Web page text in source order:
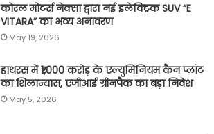
कोरल मोटर्स नेक्सा द्वारा नई इलेक्ट्रिक SUV “E
VITARA” का भव्य अनावरण
May 19, 2026
हाथरस में ₹1,000 करोड़ के एल्युमिनियम कैन प्लांट
का शिलान्यास, एजीआई ग्रीनपैक का बड़ा निवेश
May 5, 2026